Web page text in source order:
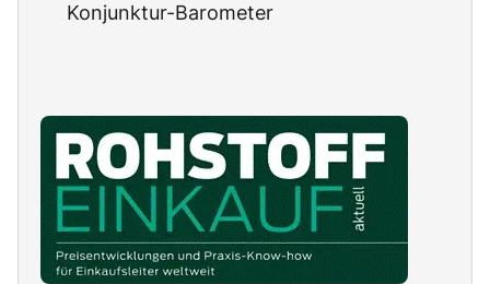
Konjunktur-Barometer